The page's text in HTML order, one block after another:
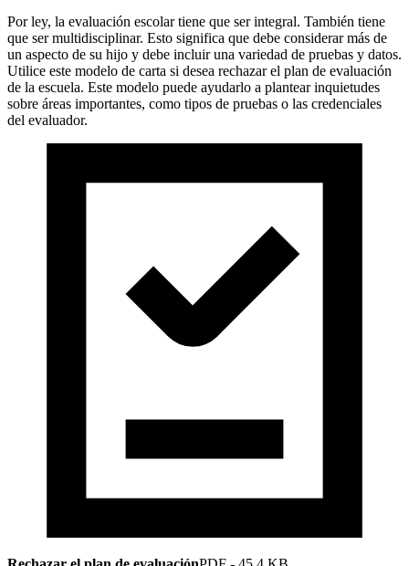
Por ley, la evaluación escolar tiene que ser integral. También tiene
que ser multidisciplinar. Esto significa que debe considerar más de
un aspecto de su hijo y debe incluir una variedad de pruebas y datos.
Utilice este modelo de carta si desea rechazar el plan de evaluación
de la escuela. Este modelo puede ayudarlo a plantear inquietudes
sobre áreas importantes, como tipos de pruebas o las credenciales
del evaluador.